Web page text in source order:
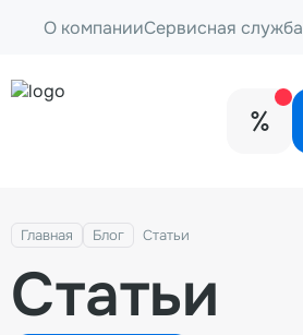
О компанииСервисная служба
Главная Блог Статьи
Статьи